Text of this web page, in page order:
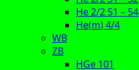
He 2/2 51 – 54
He(m) 4/4
WB
ZB
HGe 101